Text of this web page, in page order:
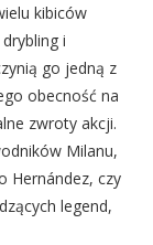
kibiców
i
go jedną z
obecność na
zwroty akcji.
Milanu,
Hernández, czy
legend,